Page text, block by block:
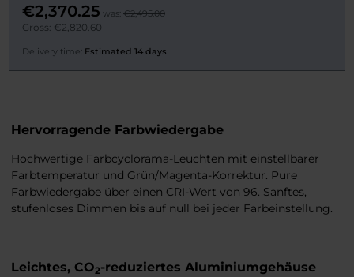
€2,370.25 was: €2,495.00
Gross: €2,820.60
Delivery time: Estimated 14 days
Hervorragende Farbwiedergabe
Hochwertige Farbcyclorama-Leuchten mit einstellbarer
Farbtemperatur und Grün/Magenta-Korrektur. Pure
Farbwiedergabe über einen CRI-Wert von 96. Sanftes,
stufenloses Dimmen bis auf null bei jeder Farbeinstellung.
Leichtes, CO2-reduziertes Aluminiumgehäuse